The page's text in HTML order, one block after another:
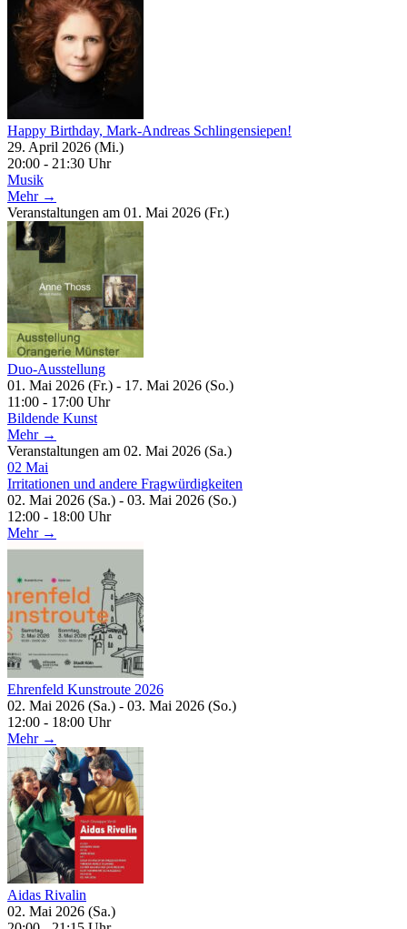
Happy Birthday, Mark-Andreas Schlingensiepen!
29. April 2026 (Mi.)
20:00 - 21:30 Uhr
Musik
Mehr →
Veranstaltungen am 01. Mai 2026 (Fr.)
Duo-Ausstellung
01. Mai 2026 (Fr.) - 17. Mai 2026 (So.)
11:00 - 17:00 Uhr
Bildende Kunst
Mehr →
Veranstaltungen am 02. Mai 2026 (Sa.)
02 Mai
Irritationen und andere Fragwürdigkeiten
02. Mai 2026 (Sa.) - 03. Mai 2026 (So.)
12:00 - 18:00 Uhr
Mehr →
Ehrenfeld Kunstroute 2026
02. Mai 2026 (Sa.) - 03. Mai 2026 (So.)
12:00 - 18:00 Uhr
Mehr →
Aidas Rivalin
02. Mai 2026 (Sa.)